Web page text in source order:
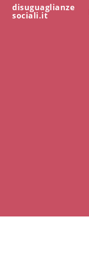
disuguaglianze
sociali.it